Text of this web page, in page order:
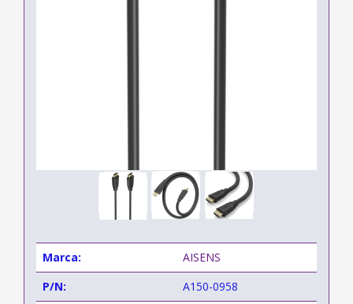
Marca:
AISENS
P/N:
A150-0958